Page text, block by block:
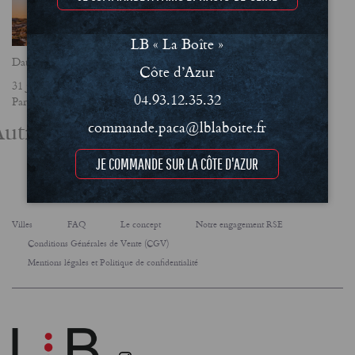
Date
31 janvier 2024
Partager
actualités
Villes FAQ Le concept
Notre engagement RSE
Conditions Générales de Vente (CGV)
Mentions légales et Politique de confidentialité
LB « La Boîte »
Côte d’Azur
04.93.12.35.32
commande.paca@lblaboite.fr
JE COMMANDE SUR LA CÔTE D'AZUR